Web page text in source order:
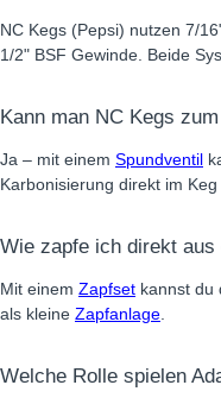
NC Kegs (Pepsi) nutzen 7/
1/2" BSF Gewinde. Beide
Kann man NC Kegs
Ja – mit einem Spundventil
Karbonisierung direkt im Keg
Wie zapfe ich direkt aus
Mit einem Zapfset kannst du
als kleine Zapfanlage
Welche Rolle spielen